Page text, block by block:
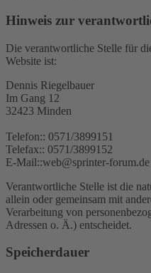
Hinweis zur
Die verantwortliche Stelle für
Website ist:
Dennis Riegelbauer
Im Gang 12
32423 Minden
Telefon:: 0571/3899151
Telefax:: 0571/3899152
E-Mail::web@sprinter-forum.de
Verantwortliche Stelle ist die
allein oder gemeinsam mit
Verarbeitung von
Adressen o. Ä.) entscheidet.
Speicherdauer